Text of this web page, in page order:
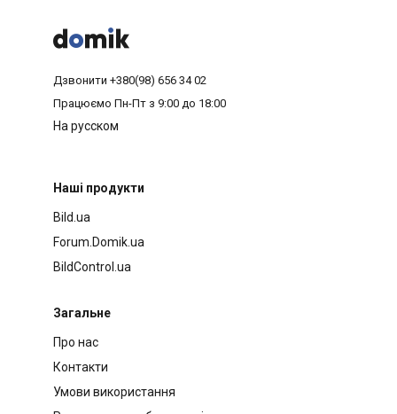



Дзвонити +380(98) 656 34 02
Працюємо Пн-Пт з 9:00 до 18:00
На русском
Наші продукти
Bild.ua
Forum.Domik.ua
BildControl.ua
Загальне
Про нас
Контакти
Умови використання